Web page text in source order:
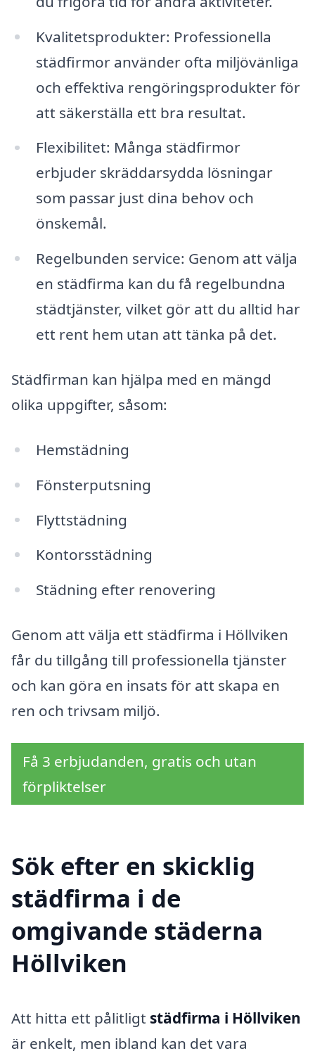
Kvalitetsprodukter: Professionella
städfirmor använder ofta miljövänliga
och effektiva rengöringsprodukter för
att säkerställa ett bra resultat.
Flexibilitet: Många städfirmor
erbjuder skräddarsydda lösningar
som passar just dina behov och
önskemål.
Regelbunden service: Genom att välja
en städfirma kan du få regelbundna
städtjänster, vilket gör att du alltid har
ett rent hem utan att tänka på det.
Städfirman kan hjälpa med en mängd
olika uppgifter, såsom:
Hemstädning
Fönsterputsning
Flyttstädning
Kontorsstädning
Städning efter renovering
Genom att välja ett städfirma i Höllviken
får du tillgång till professionella tjänster
och kan göra en insats för att skapa en
ren och trivsam miljö.
Få 3 erbjudanden, gratis och utan
förpliktelser
Sök efter en skicklig
städfirma i de
omgivande städerna
Höllviken
Att hitta ett pålitligt städfirma i Höllviken
är enkelt, men ibland kan det vara